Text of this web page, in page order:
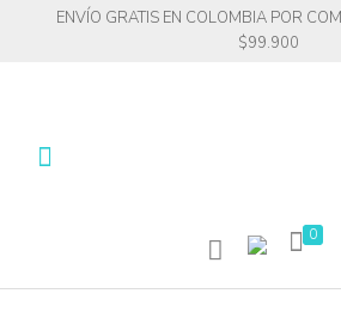
ENVÍO GRATIS EN COLOMBIA POR
$99.900
0